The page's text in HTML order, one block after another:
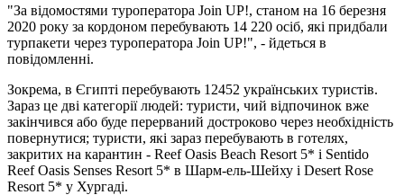
"За відомостями туроператора Join UP!, станом на 16 березня
2020 року за кордоном перебувають 14 220 осіб, які придбали
турпакети через туроператора Join UP!", - йдеться в
повідомленні.
Зокрема, в Єгипті перебувають 12452 українських туристів.
Зараз це дві категорії людей: туристи, чий відпочинок вже
закінчився або буде перерваний достроково через необхідність
повернутися; туристи, які зараз перебувають в готелях,
закритих на карантин - Reef Oasis Beach Resort 5* і Sentido
Reef Oasis Senses Resort 5* в Шарм-ель-Шейху і Desert Rose
Resort 5* у Хургаді.